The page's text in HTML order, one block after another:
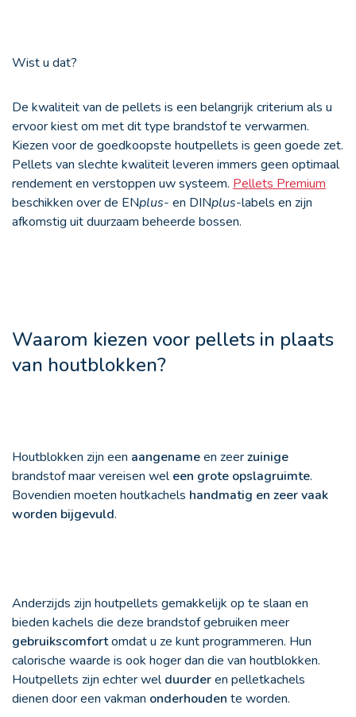
Wist u dat?
De kwaliteit van de pellets is een belangrijk criterium als u
ervoor kiest om met dit type brandstof te verwarmen.
Kiezen voor de goedkoopste houtpellets is geen goede zet.
Pellets van slechte kwaliteit leveren immers geen optimaal
rendement en verstoppen uw systeem. Pellets Premium
beschikken over de ENplus- en DINplus-labels en zijn
afkomstig uit duurzaam beheerde bossen.
Waarom kiezen voor pellets in plaats
van houtblokken?
Houtblokken zijn een aangenameen zeerzuinige
brandstof maar vereisen weleen grote opslagruimte.
Bovendien moeten houtkachels handmatig en zeer vaak
worden bijgevuld.
Anderzijds zijn houtpellets gemakkelijk op te slaan en
bieden kachels die deze brandstof gebruiken meer
gebruikscomfortomdat u ze kunt programmeren. Hun
calorische waarde is ook hoger dan die van houtblokken.
Houtpellets zijn echter welduurderen pelletkachels
dienen door een vakman onderhouden te worden.